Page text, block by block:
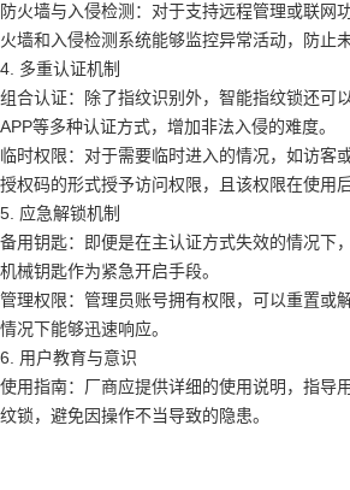
防火墙与入侵检测：对于支持远程管理或联网
火墙和入侵检测系统能够监控异常活动，防止
4. 多重认证机制
组合认证：除了指纹识别外，智能指纹锁还可
APP等多种认证方式，增加非法入侵的难度。
临时权限：对于需要临时进入的情况，如访客
授权码的形式授予访问权限，且该权限在使用
5. 应急解锁机制
备用钥匙：即便是在主认证方式失效的情况下
机械钥匙作为紧急开启手段。
管理权限：管理员账号拥有权限，可以重置或
情况下能够迅速响应。
6. 用户教育与意识
使用指南：厂商应提供详细的使用说明，指导
纹锁，避免因操作不当导致的隐患。